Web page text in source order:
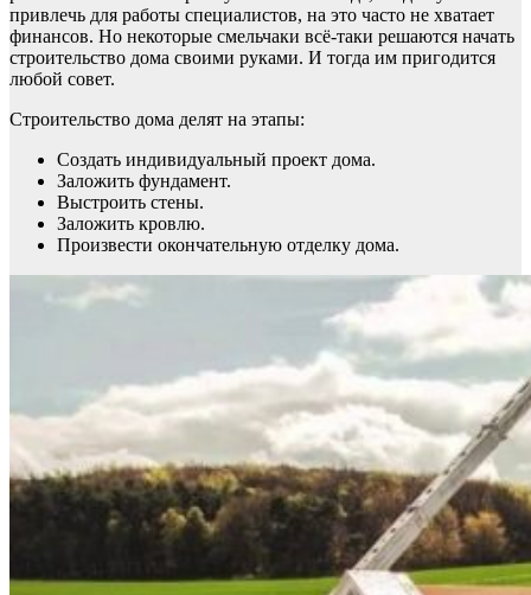
привлечь для работы специалистов, на это часто не хватает
финансов. Но некоторые смельчаки всё-таки решаются начать
строительство дома своими руками. И тогда им пригодится
любой совет.
Строительство дома делят на этапы:
Создать индивидуальный проект дома.
Заложить фундамент.
Выстроить стены.
Заложить кровлю.
Произвести окончательную отделку дома.